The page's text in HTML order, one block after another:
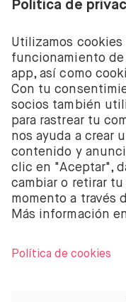
Los servicios de
registrada en la
con el número
regulada por la
de los Países Bajos
AFM).
BUX B.V. no presta
inversión. Los
sus propias
independiente.
las inversiones
reducirse y es